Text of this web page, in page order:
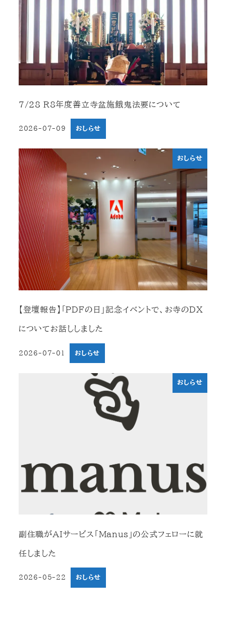
7/28 R8年度善立寺盆施餓鬼法要について
2026-07-09 おしらせ
おしらせ
【登壇報告】「PDFの日」記念イベントで、お寺のDX
についてお話ししました
2026-07-01 おしらせ
おしらせ
副住職がAIサービス「Manus」の公式フェローに就
任しました
2026-05-22 おしらせ